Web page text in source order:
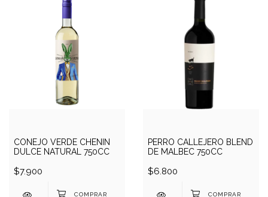
CONEJO VERDE CHENIN
DULCE NATURAL 750CC
$7.900
PERRO CALLEJERO BLEND
DE MALBEC 750CC
$6.800